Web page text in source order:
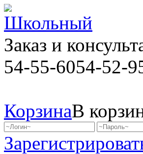
Заказ и
54-55-6054-52-
КорзинаВ